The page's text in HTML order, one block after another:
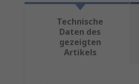
Technische
Daten des
gezeigten
Artikels